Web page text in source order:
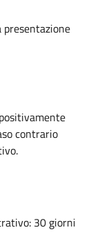
contrario
30 giorni